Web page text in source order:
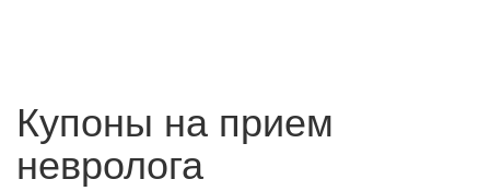
Купоны на прием
невролога